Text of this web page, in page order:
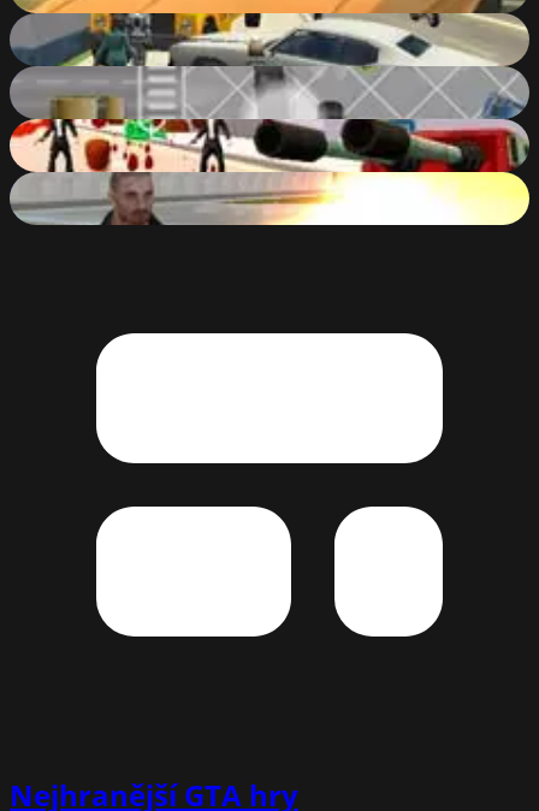
Cars Thief
83%
The Heist
62
Hammer 2: Reloaded
83
Adventure City
84%
NejhranějšíGTA hry